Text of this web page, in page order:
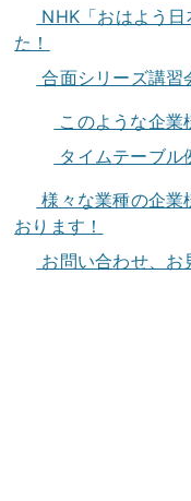
NHK「おはよう
た！
合面シリーズ講習
このような企業
タイムテーブル
様々な業種の企業
おります！
お問い合わせ、お